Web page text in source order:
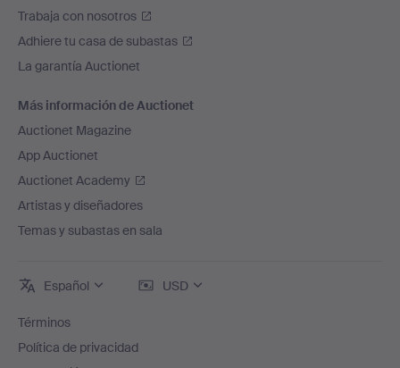
Trabaja con nosotros
Adhiere tu casa de subastas
La garantía Auctionet
Más información de Auctionet
Auctionet Magazine
App Auctionet
Auctionet Academy
Artistas y diseñadores
Temas y subastas en sala
Español USD
Términos
Política de privacidad